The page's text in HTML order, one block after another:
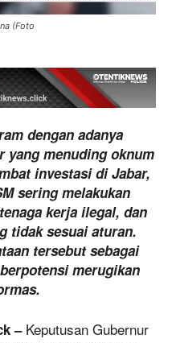
(Foto
dengan adanya
yang menuding oknum
investasi di Jabar,
sering melakukan
kerja ilegal, dan
tidak sesuai aturan.
tersebut sebagai
merugikan
–Keputusan Gubernur